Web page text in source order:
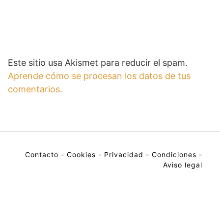
Este sitio usa Akismet para reducir el spam.
Aprende cómo se procesan los datos de tus
comentarios.
Contacto - Cookies - Privacidad - Condiciones -
Aviso legal